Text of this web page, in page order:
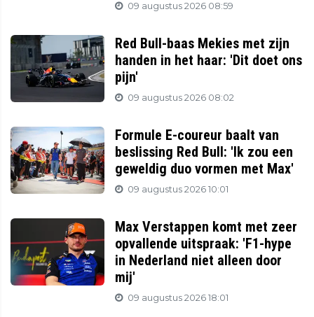
09 augustus 2026 08:59
Red Bull-baas Mekies met zijn
handen in het haar: 'Dit doet ons
pijn'
09 augustus 2026 08:02
Formule E-coureur baalt van
beslissing Red Bull: 'Ik zou een
geweldig duo vormen met Max'
09 augustus 2026 10:01
Max Verstappen komt met zeer
opvallende uitspraak: 'F1-hype
in Nederland niet alleen door
mij'
09 augustus 2026 18:01